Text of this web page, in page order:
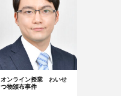
オンライン授業 わいせ
つ物頒布事件